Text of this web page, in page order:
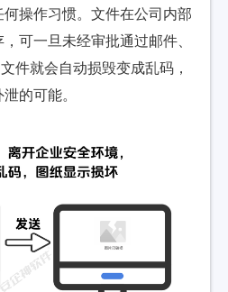
操作习惯。文件在公司内部
可一旦未经审批通过邮件、
件就会自动损毁变成乱码，
的可能。